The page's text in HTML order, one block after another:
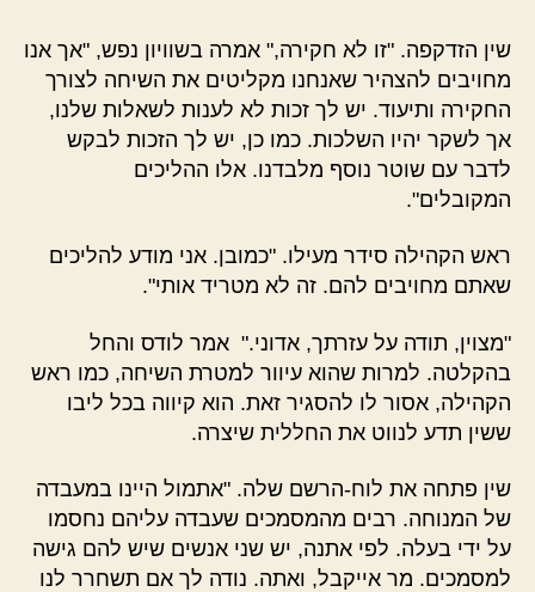
שין הזדקפה. "זו לא חקירה," אמרה בשוויון נפש, "אך אנו
מחויבים להצהיר שאנחנו מקליטים את השיחה לצורך
החקירה ותיעוד. יש לך זכות לא לענות לשאלות שלנו,
אך לשקר יהיו השלכות. כמו כן, יש לך הזכות לבקש
לדבר עם שוטר נוסף מלבדנו. אלו ההליכים
המקובלים".
ראש הקהילה סידר מעילו. "כמובן. אני מודע להליכים
שאתם מחויבים להם. זה לא מטריד אותי".
"מצוין, תודה על עזרתך, אדוני." אמר לודס והחל
בהקלטה. למרות שהוא עיוור למטרת השיחה, כמו ראש
הקהילה, אסור לו להסגיר זאת. הוא קיווה בכל ליבו
ששין תדע לנווט את החללית שיצרה.
שין פתחה את לוח-הרשם שלה. "אתמול היינו במעבדה
של המנוחה. רבים מהמסמכים שעבדה עליהם נחסמו
על ידי בעלה. לפי אתנה, יש שני אנשים שיש להם גישה
למסמכים. מר אייקבל, ואתה. נודה לך אם תשחרר לנו